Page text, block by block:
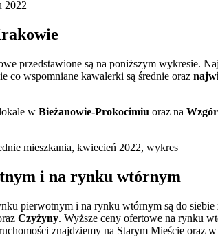
przedstawione są na poniższym wykresie.
co wspomniane kawalerki są średnie oraz
w Bieżanowie-Prokocimiu oraz na
i na rynku wtórnym
pierwotnym i na rynku wtórnym są do
Czyżyny. Wyższe ceny ofertowe na rynku
znajdziemy na Starym Mieście oraz